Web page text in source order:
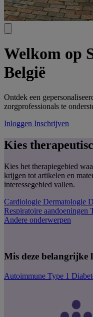
Welkom op
België
Ontdek een
zorgprofessionals te
Inloggen Inschrijven
Kies
Kies het therapiegebied
krijgen tot artikelen en
interessegebied vallen.
Cardiologie Dermatologie
Respiratoire aandoeningen
Andere onderwerpen
Mis deze belangrijke
Autoimmune Type 1